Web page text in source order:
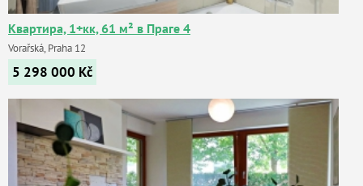
Квартира, 1+кк, 61 м² в Праге 4
Vorařská, Praha 12
5 298 000 Kč